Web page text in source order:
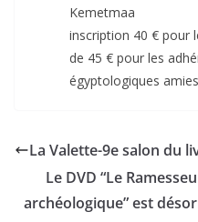
Kemetmaa
inscription 40 € pour
de 45 € pour les
égyptologiques amies
La Valette-9e salon du
Le DVD “Le
archéologique” est